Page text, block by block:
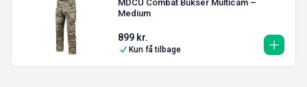
MDCU Combat Bukser Multicam –
Medium
899 kr.
Kun få tilbage